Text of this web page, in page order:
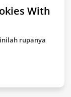
With
rupanya